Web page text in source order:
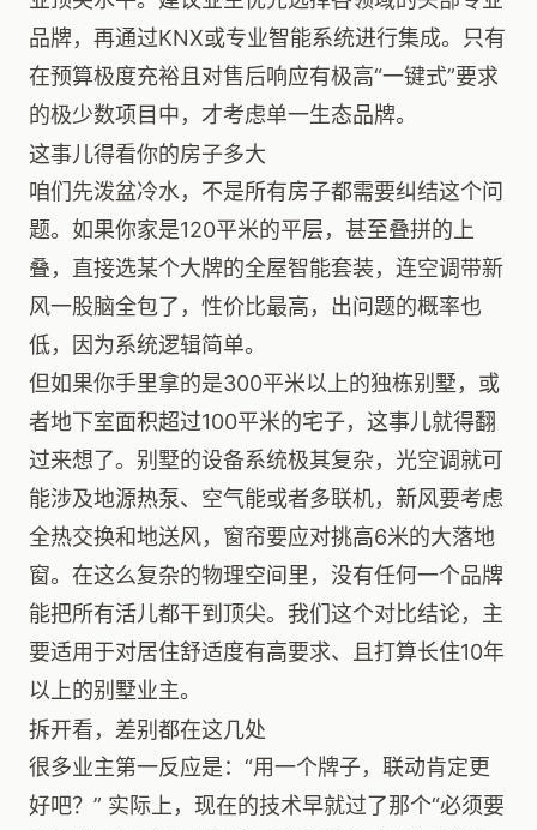
品牌，再通过KNX或专业智能系统进行集成。只有
在预算极度充裕且对售后响应有极高“一键式”要求
的极少数项目中，才考虑单一生态品牌。
这事儿得看你的房子多大
咱们先泼盆冷水，不是所有房子都需要纠结这个问
题。如果你家是120平米的平层，甚至叠拼的上
叠，直接选某个大牌的全屋智能套装，连空调带新
风一股脑全包了，性价比最高，出问题的概率也
低，因为系统逻辑简单。
但如果你手里拿的是300平米以上的独栋别墅，或
者地下室面积超过100平米的宅子，这事儿就得翻
过来想了。别墅的设备系统极其复杂，光空调就可
能涉及地源热泵、空气能或者多联机，新风要考虑
全热交换和地送风，窗帘要应对挑高6米的大落地
窗。在这么复杂的物理空间里，没有任何一个品牌
能把所有活儿都干到顶尖。我们这个对比结论，主
要适用于对居住舒适度有高要求、且打算长住10年
以上的别墅业主。
拆开看，差别都在这几处
很多业主第一反应是：“用一个牌子，联动肯定更
好吧？” 实际上，现在的技术早就过了那个“必须要